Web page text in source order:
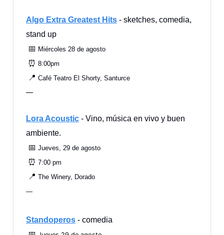
Algo Extra Greatest Hits - sketches, comedia,
stand up
📅 Miércoles 28 de agosto
⏰ 8:00pm
📍 Café Teatro El Shorty, Santurce
—
Lora Acoustic - Vino, música en vivo y buen
ambiente.
📅 Jueves, 29 de agosto
⏰ 7:00 pm
📍 The Winery, Dorado
—
Standoperos - comedia